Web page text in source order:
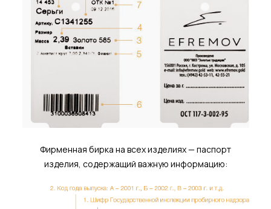
Фирменная бирка на всех изделиях — паспорт
изделия, содержащий важную информацию: